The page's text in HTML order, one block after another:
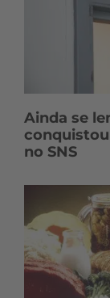
Ainda se
no SNS